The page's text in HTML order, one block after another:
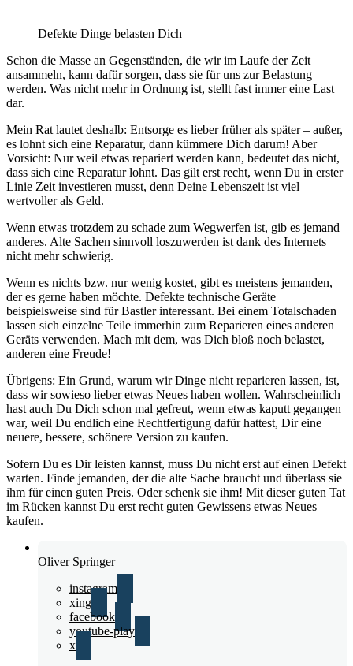
Defekte Dinge belasten Dich
Schon die Masse an Gegenständen, die wir im Laufe der Zeit
ansammeln, kann dafür sorgen, dass sie für uns zur Belastung
werden. Was nicht mehr in Ordnung ist, stellt fast immer eine Last
dar.
Mein Rat lautet deshalb: Entsorge es lieber früher als später – außer,
es lohnt sich eine Reparatur, dann kümmere Dich darum! Aber
Vorsicht: Nur weil etwas repariert werden kann, bedeutet das nicht,
dass sich eine Reparatur lohnt. Das gilt erst recht, wenn Du in erster
Linie Zeit investieren musst, denn Deine Lebenszeit ist viel
wertvoller als Geld.
Wenn etwas trotzdem zu schade zum Wegwerfen ist, gib es jemand
anderes. Alte Sachen sinnvoll loszuwerden ist dank des Internets
nicht mehr schwierig.
Wenn es nichts bzw. nur wenig kostet, gibt es meistens jemanden,
der es gerne haben möchte. Defekte technische Geräte
beispielsweise sind für Bastler interessant. Bei einem Totalschaden
lassen sich einzelne Teile immerhin zum Reparieren eines anderen
Geräts verwenden. Mach mit dem, was Dich bloß noch belastet,
anderen eine Freude!
Übrigens: Ein Grund, warum wir Dinge nicht reparieren lassen, ist,
dass wir sowieso lieber etwas Neues haben wollen. Wahrscheinlich
hast auch Du Dich schon mal gefreut, wenn etwas kaputt gegangen
war, weil Du endlich eine Rechtfertigung dafür hattest, Dir eine
neuere, bessere, schönere Version zu kaufen.
Sofern Du es Dir leisten kannst, muss Du nicht erst auf einen Defekt
warten. Finde jemanden, der die alte Sache braucht und überlass sie
ihm für einen guten Preis. Oder schenk sie ihm! Mit dieser guten Tat
im Rücken kannst Du erst recht guten Gewissens etwas Neues
kaufen.
Oliver Springer
instagram
xing
facebook
youtube-play
x